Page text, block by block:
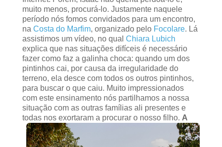
muito menos, procurá-lo. Justamente naquele
período nós fomos convidados para um encontro,
na Costa do Marfim, organizado pelo Focolare. Lá
assistimos um vídeo, no qual Chiara Lubich
explica que nas situações difíceis é necessário
fazer como faz a galinha choca: quando um dos
pintinhos cai, por causa da irregularidade do
terreno, ela desce com todos os outros pintinhos,
para buscar o que caiu. Muito impressionados
com este ensinamento nós partilhamos a nossa
situação com as outras famílias ali presentes e
todas nos exortaram a procurar o nosso filho. A